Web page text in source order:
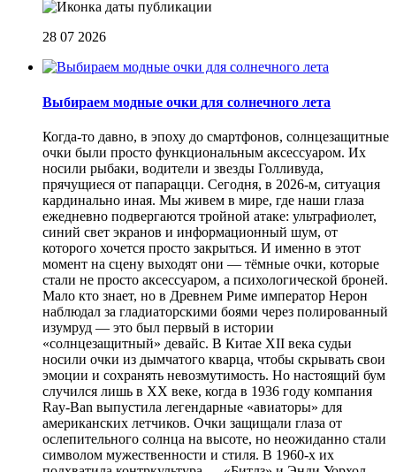
28 07 2026
Выбираем модные очки для солнечного лета
Когда-то давно, в эпоху до смартфонов, солнцезащитные
очки были просто функциональным аксессуаром. Их
носили рыбаки, водители и звезды Голливуда,
прячущиеся от папарацци. Сегодня, в 2026-м, ситуация
кардинально иная. Мы живем в мире, где наши глаза
ежедневно подвергаются тройной атаке: ультрафиолет,
синий свет экранов и информационный шум, от
которого хочется просто закрыться. И именно в этот
момент на сцену выходят они — тёмные очки, которые
стали не просто аксессуаром, а психологической броней.
Мало кто знает, но в Древнем Риме император Нерон
наблюдал за гладиаторскими боями через полированный
изумруд — это был первый в истории
«солнцезащитный» девайс. В Китае XII века судьи
носили очки из дымчатого кварца, чтобы скрывать свои
эмоции и сохранять невозмутимость. Но настоящий бум
случился лишь в XX веке, когда в 1936 году компания
Ray-Ban выпустила легендарные «авиаторы» для
американских летчиков. Очки защищали глаза от
ослепительного солнца на высоте, но неожиданно стали
символом мужественности и стиля. В 1960-х их